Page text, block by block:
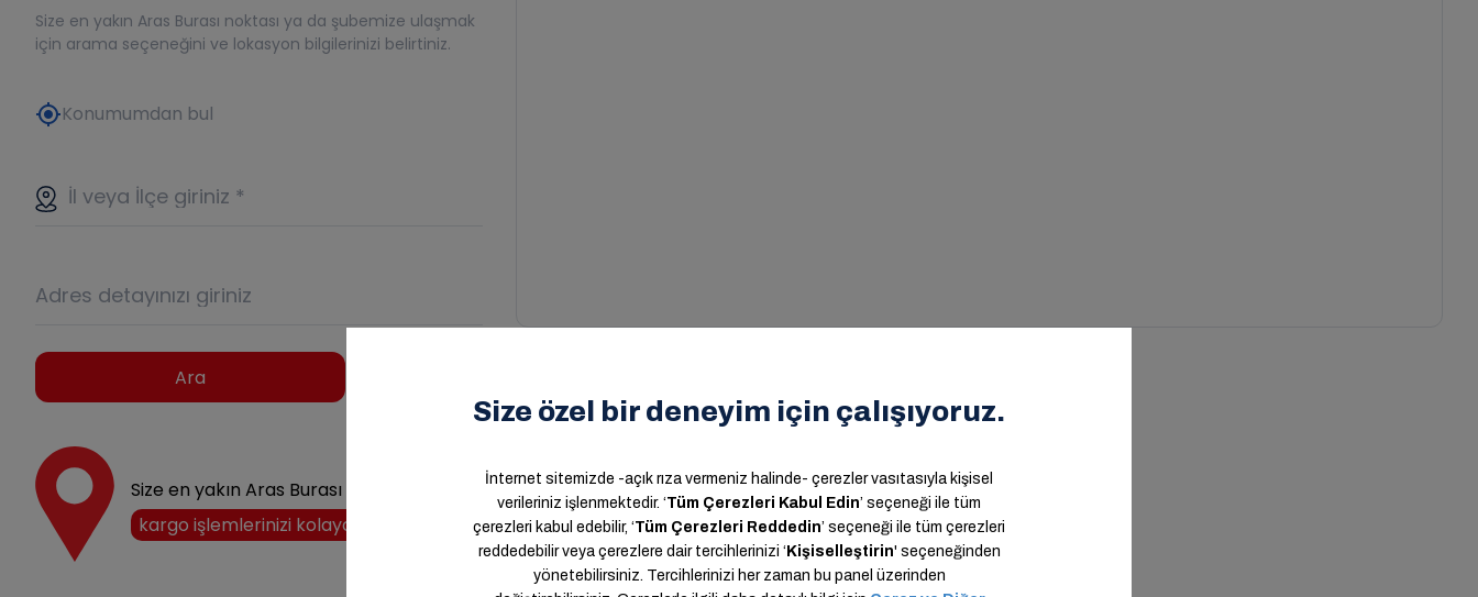
Size en yakın Aras Burası noktası ya da şubemize ulaşmak
için arama seçeneğini ve lokasyon bilgilerinizi belirtiniz.
my_locationKonumumdan bul
İl veya İlçe giriniz *
Adres detayınızı giriniz
Ara
Size en yakın Aras Burası noktasını keşfedin,
kargo işlemlerinizi kolayca halledin!